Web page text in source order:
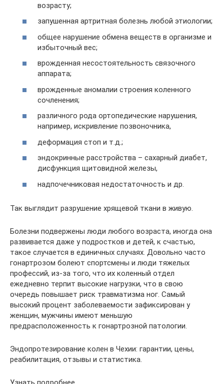
возрасту;
запушенная артритная болезнь любой этиологии;
общее нарушение обмена веществ в организме и
избыточный вес;
врожденная несостоятельность связочного
аппарата;
врожденные аномалии строения коленного
сочленения;
различного рода ортопедические нарушения,
например, искривление позвоночника,
деформация стоп и т.д.;
эндокринные расстройства – сахарный диабет,
дисфункция щитовидной железы,
надпочечниковая недостаточность и др.
Так выглядит разрушение хрящевой ткани в живую.
Болезни подвержены люди любого возраста, иногда она
развивается даже у подростков и детей, к счастью,
такое случается в единичных случаях. Довольно часто
гонартрозом болеют спортсмены и люди тяжелых
профессий, из-за того, что их коленный отдел
ежедневно терпит высокие нагрузки, что в свою
очередь повышает риск травматизма ног. Самый
высокий процент заболеваемости зафиксирован у
женщин, мужчины имеют меньшую
предрасположенность к гонартрозной патологии.
Эндопротезирование колен в Чехии: гарантии, цены,
реабилитация, отзывы и статистика.